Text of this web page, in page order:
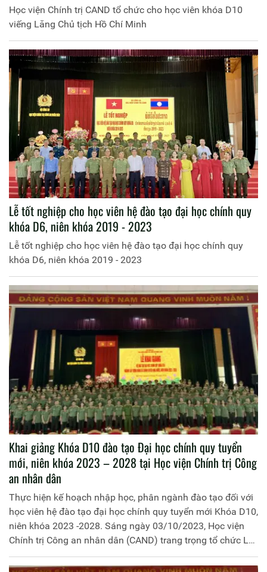
Học viện Chính trị CAND tổ chức cho học viên khóa D10
viếng Lăng Chủ tịch Hồ Chí Minh
Lễ tốt nghiệp cho học viên hệ đào tạo đại học chính quy
khóa D6, niên khóa 2019 - 2023
Lễ tốt nghiệp cho học viên hệ đào tạo đại học chính quy
khóa D6, niên khóa 2019 - 2023
Khai giảng Khóa D10 đào tạo Đại học chính quy tuyển
mới, niên khóa 2023 – 2028 tại Học viện Chính trị Công
an nhân dân
Thực hiện kế hoạch nhập học, phân ngành đào tạo đối với
học viên hệ đào tạo đại học chính quy tuyển mới Khóa D10,
niên khóa 2023 -2028. Sáng ngày 03/10/2023, Học viện
Chính trị Công an nhân dân (CAND) trang trọng tổ chức Lễ
Khai giảng khóa học.